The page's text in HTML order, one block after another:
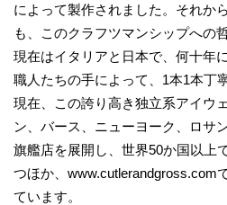
によって製作されました。それか
も、このクラフツマンシップへの
現在はイタリアと日本で、何十年
職人たちの手によって、1本1本丁
現在、この誇り高き独立系アイウ
ン、バース、ニューヨーク、ロサ
旗艦店を展開し、世界50か国以上
つほか、www.cutlerandgross.com
ています。